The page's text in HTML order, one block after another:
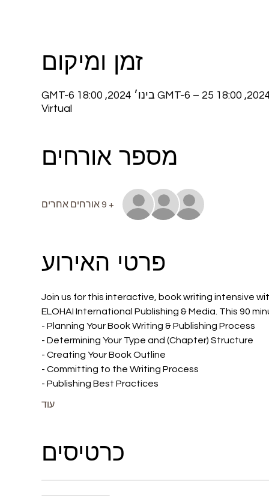
זמן ומיקום
Virtual
מספר אורחים
+ 9 אורחים אחרים
פרטי האירוע
Join us for this interactive, book writing intensive
ELOHAI International Publishing & Media. This 90
- Planning Your Book Writing & Publishing Process
- Determining Your Type and (Chapter) Structure
- Creating Your Book Outline
- Committing to the Writing Process
- Publishing Best Practices
עוד
כרטיסים